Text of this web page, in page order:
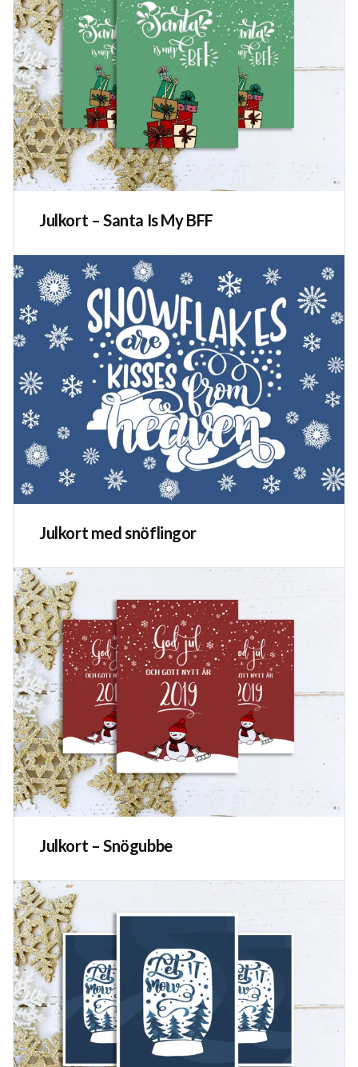
Julkort – Santa Is My BFF
Julkort med snöflingor
Julkort – Snögubbe